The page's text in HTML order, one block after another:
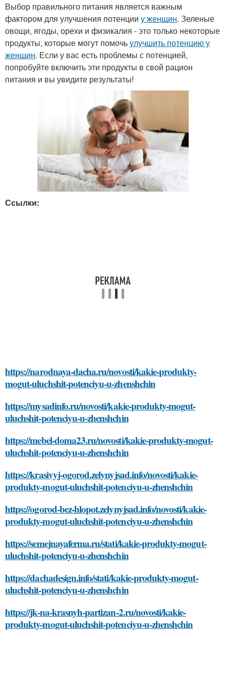
Выбор правильного питания является важным
фактором для улучшения потенции у женщин. Зеленые
овощи, ягоды, орехи и физикалия - это только некоторые
продукты, которые могут помочьулучшить потенцию у
женщин. Если у вас есть проблемы с потенцией,
попробуйте включить эти продукты в свой рацион
питания и вы увидите результаты!
Ссылки:
https://narodnaya-dacha.ru/novosti/kakie-produkty-
mogut-uluchshit-potenciyu-u-zhenshchin
https://mysadinfo.ru/novosti/kakie-produkty-mogut-
uluchshit-potenciyu-u-zhenshchin
https://mebel-doma23.ru/novosti/kakie-produkty-mogut-
uluchshit-potenciyu-u-zhenshchin
https://krasivyj-ogorod.zelynyjsad.info/novosti/kakie-
produkty-mogut-uluchshit-potenciyu-u-zhenshchin
https://ogorod-bez-hlopot.zelynyjsad.info/novosti/kakie-
produkty-mogut-uluchshit-potenciyu-u-zhenshchin
https://semejnayaferma.ru/stati/kakie-produkty-mogut-
uluchshit-potenciyu-u-zhenshchin
https://dachadesign.info/stati/kakie-produkty-mogut-
uluchshit-potenciyu-u-zhenshchin
https://jk-na-krasnyh-partizan-2.ru/novosti/kakie-
produkty-mogut-uluchshit-potenciyu-u-zhenshchin